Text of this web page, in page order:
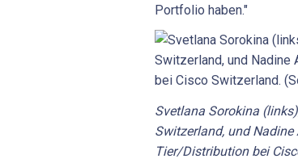
Portfolio haben."
Svetlana Sorokina
Switzerland, und Nadine
Tier/Distribution bei